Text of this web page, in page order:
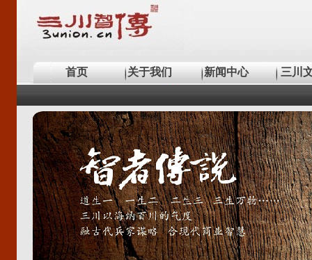
首页 关于我们 新闻中心 三川